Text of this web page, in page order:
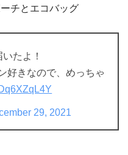
チとエコバッグ
たよ！
好きなので、めっちゃ
29, 2021